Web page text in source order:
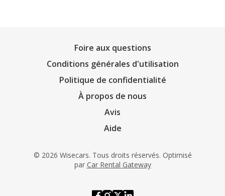
Foire aux questions
Conditions générales d'utilisation
Politique de confidentialité
À propos de nous
Avis
Aide
© 2026 Wisecars. Tous droits réservés. Optimisé
par Car Rental Gateway